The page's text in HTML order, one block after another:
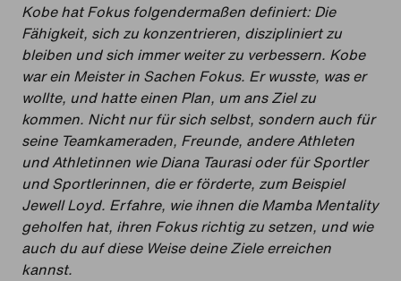
Kobe hat Fokus folgendermaßen definiert: Die
Fähigkeit, sich zu konzentrieren, diszipliniert zu
bleiben und sich immer weiter zu verbessern. Kobe
war ein Meister in Sachen Fokus. Er wusste, was er
wollte, und hatte einen Plan, um ans Ziel zu
kommen. Nicht nur für sich selbst, sondern auch für
seine Teamkameraden, Freunde, andere Athleten
und Athletinnen wie Diana Taurasi oder für Sportler
und Sportlerinnen, die er förderte, zum Beispiel
Jewell Loyd. Erfahre, wie ihnen die Mamba Mentality
geholfen hat, ihren Fokus richtig zu setzen, und wie
auch du auf diese Weise deine Ziele erreichen
kannst.